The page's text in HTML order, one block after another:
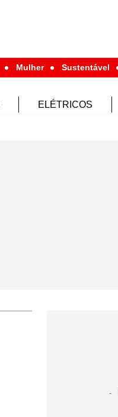
Mulher Sustentável
ELÉTRICOS